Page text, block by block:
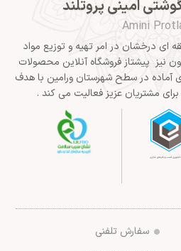
امینی پروتلند
Amini
ای درخشان در امر تهیه و توزیع مواد
نیز پیشتاز فروشگاه آنلاین محصولات
آماده در سطح شهرستان ورامین با هدف
مشتریان عزیز فعالیت می کند .
سفارش تلفنی